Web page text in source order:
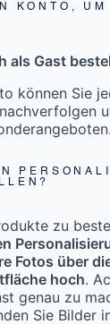
KONTO, UM
als Gast
können Sie
zu
Fotos über
hoch.
genau zu
Sie Bilder